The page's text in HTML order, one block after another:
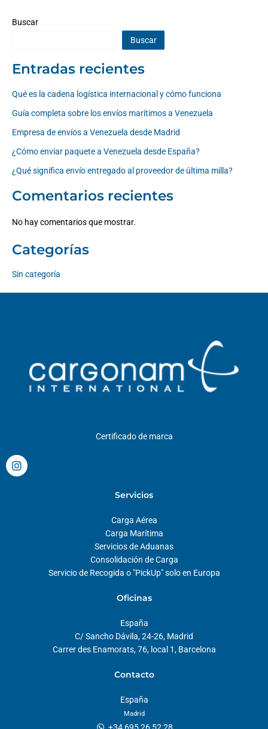
Buscar
Buscar
Entradas recientes
Qué es la cadena logística internacional y cómo funciona
Guía completa sobre los envíos marítimos a Venezuela
Empresa de envíos a Venezuela desde Madrid
¿Cómo enviar paquete a Venezuela desde España?
¿Qué significa envío entregado al proveedor de última milla?
Comentarios recientes
No hay comentarios que mostrar.
Categorías
Sin categoría
Certificado de marca
I
n
Servicios
Carga Aérea
Carga Marítima
Servicios de Aduanas
Consolidación de Carga
Servicio de Recogida o "PickUp" solo en Europa
Oficinas
España
C/ Sancho Dávila, 24-26, Madrid
Carrer des Enamorats, 76, local 1, Barcelona
Contacto
España
Madrid